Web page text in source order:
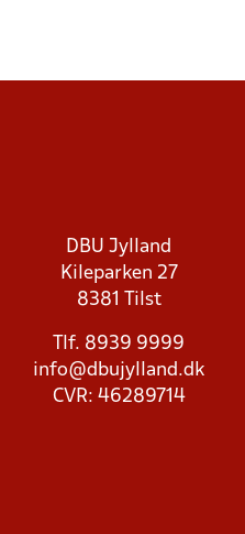
DBU Jylland
Kileparken 27
8381 Tilst
Tlf. 8939 9999
info@dbujylland.dk
CVR: 46289714